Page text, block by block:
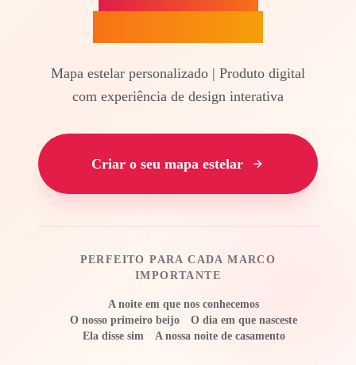
Mapa estelar personalizado | Produto digital
com experiência de design interativa
Criar o seu mapa estelar
PERFEITO PARA CADA MARCO
IMPORTANTE
A noite em que nos conhecemos
O nosso primeiro beijo
O dia em que nasceste
Ela disse sim
A nossa noite de casamento